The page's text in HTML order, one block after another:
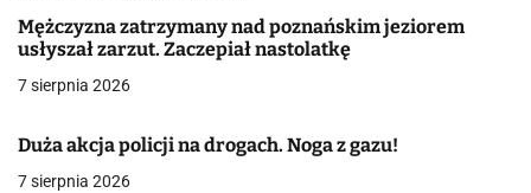
a
c
a
Mężczyzna zatrzymany nad poznańskim jeziorem
usłyszał zarzut. Zaczepiał nastolatkę
7 sierpnia 2026
Duża akcja policji na drogach. Noga z gazu!
7 sierpnia 2026